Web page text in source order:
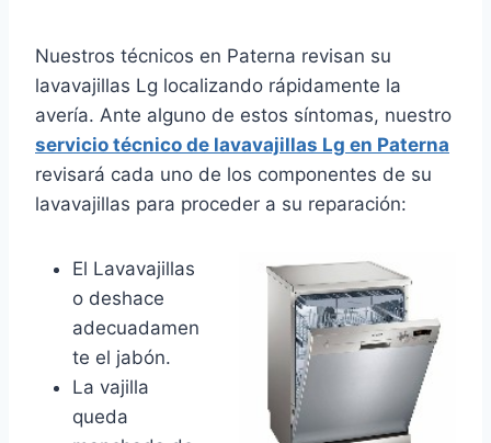
Nuestros técnicos en Paterna revisan su
lavavajillas Lg localizando rápidamente la
avería. Ante alguno de estos síntomas, nuestro
servicio técnico de lavavajillas Lg en Paterna
revisará cada uno de los componentes de su
lavavajillas para proceder a su reparación:
El Lavavajillas
o deshace
adecuadamen
te el jabón.
La vajilla
queda